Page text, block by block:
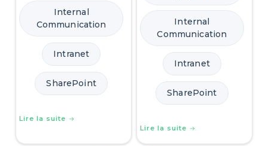
Internal
Communication
Intranet
SharePoint
Lire la suite
Internal
Communication
Intranet
SharePoint
Lire la suite